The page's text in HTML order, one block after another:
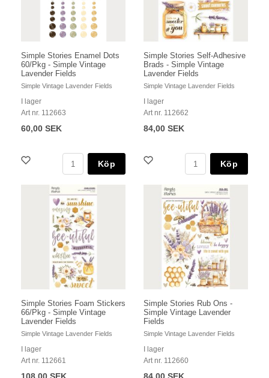
Simple Stories Enamel Dots
60/Pkg - Simple Vintage
Lavender Fields
Simple Vintage Lavender Fields
I lager
Art nr. 112663
60,00 SEK
Köp
Simple Stories Self-Adhesive
Brads - Simple Vintage
Lavender Fields
Simple Vintage Lavender Fields
I lager
Art nr. 112662
84,00 SEK
Köp
Simple Stories Foam Stickers
66/Pkg - Simple Vintage
Lavender Fields
Simple Vintage Lavender Fields
I lager
Art nr. 112661
Simple Stories Rub Ons -
Simple Vintage Lavender
Fields
Simple Vintage Lavender Fields
I lager
Art nr. 112660